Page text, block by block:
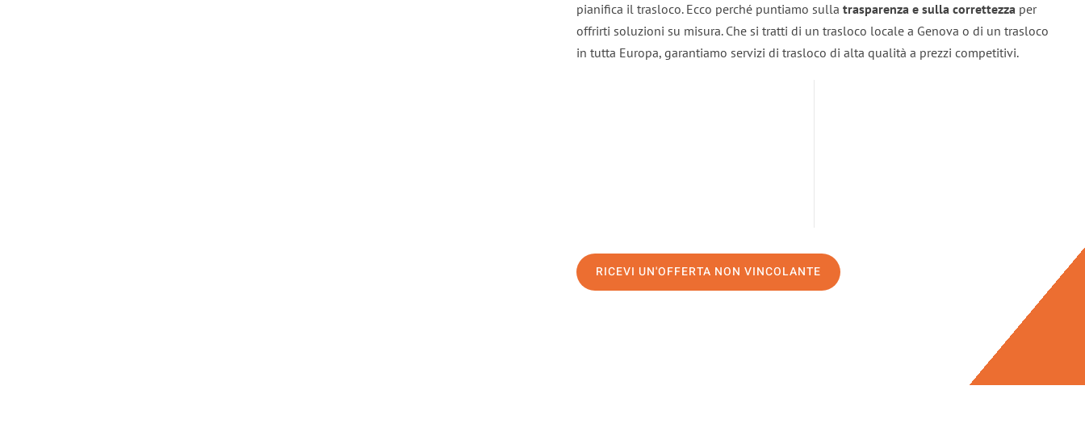
pianifica il trasloco. Ecco perché puntiamo sulla trasparenza e sulla correttezza per
offrirti soluzioni su misura. Che si tratti di un trasloco locale a Genova o di un trasloco
in tutta Europa, garantiamo servizi di trasloco di alta qualità a prezzi competitivi.
RICEVI UN'OFFERTA NON VINCOLANTE